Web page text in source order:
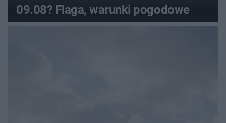
09.08? Flaga, warunki pogodowe